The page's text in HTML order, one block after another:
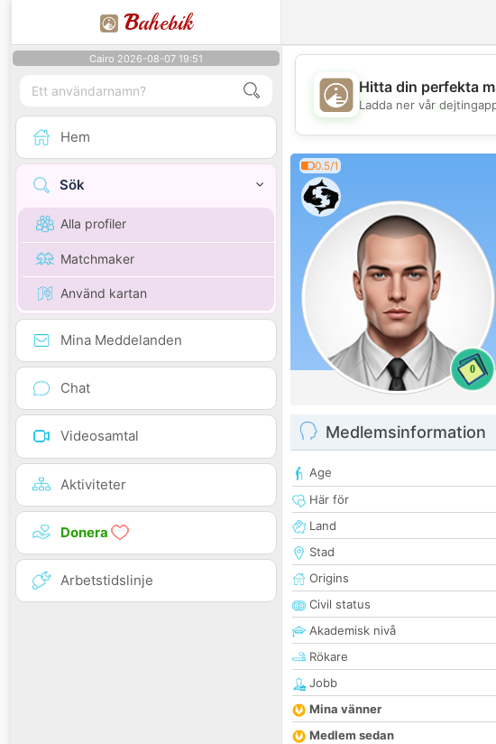
Bahebik
Cairo 2026-08-07 19:51
Hem
Sök
Alla profiler
Matchmaker
Använd kartan
Mina Meddelanden
Chat
Videosamtal
Aktiviteter
Donera
Arbetstidslinje
💖
Hitta din perfekta
Ladda ner vår
0.5/1
0
Medlemsinformation
Age
Här för
Land
Stad
Origins
Civil status
Akademisk nivå
Rökare
Jobb
Mina vänner
Medlem sedan